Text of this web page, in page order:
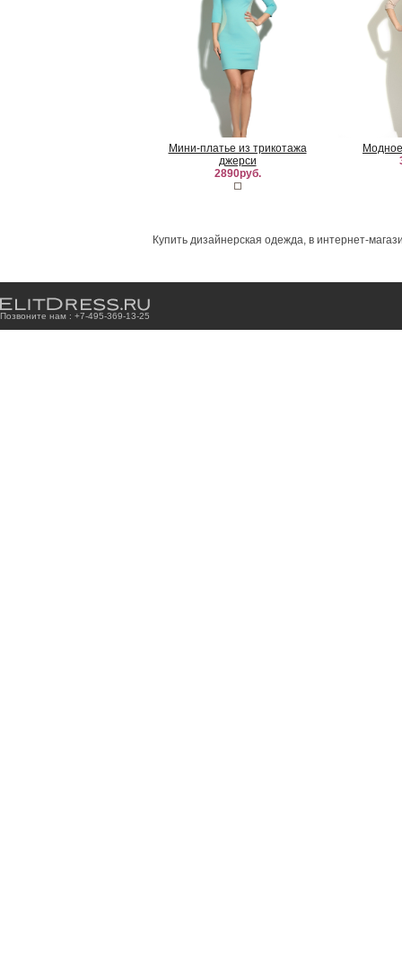
Мини-платье из трикотажа
джерси
2890руб.
Купить дизайнерская одежда, в интернет-
Позвоните нам : +7-495-369-13-25